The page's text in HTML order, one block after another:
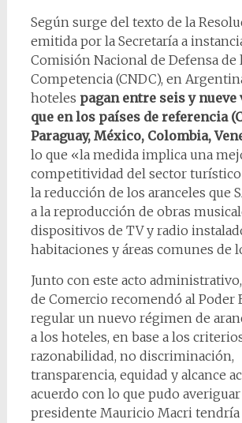
Según surge del texto de la
emitida por la Secretaría a
Comisión Nacional de Defensa de
Competencia (CNDC), en
hoteles pagan entre seis y nueve
que en los países de referencia
Paraguay, México, Colombia,
lo que «la medida implica una
competitividad del sector
la reducción de los aranceles que
a la reproducción de obras
dispositivos de TV y radio
habitaciones y áreas comunes de
Junto con este acto
de Comercio recomendó al Poder
regular un nuevo régimen de
a los hoteles, en base a los
razonabilidad, no discriminación,
transparencia, equidad y alcance
acuerdo con lo que pudo averiguar
presidente Mauricio Macri tendría